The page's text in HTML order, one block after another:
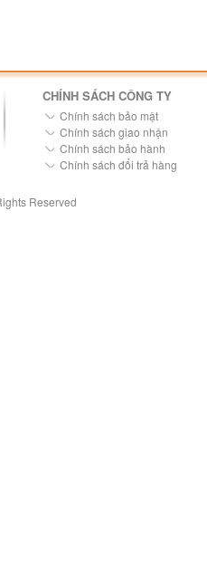
CHÍNH SÁCH CÔNG TY
Chính sách bảo mật
Chính sách giao nhận
Chính sách bảo hành
Chính sách đổi trả hàng
Reserved